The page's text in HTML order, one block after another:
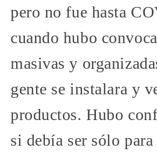
pero no fue hasta
cuando hubo
masivas y
gente se instalara y
productos. Hubo
si debía ser sólo